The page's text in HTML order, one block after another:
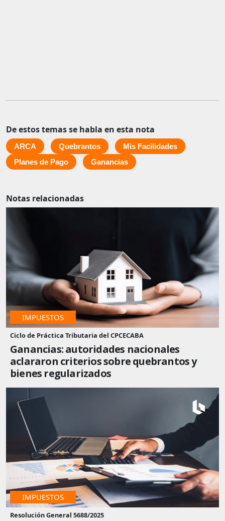
De estos temas se habla en esta nota
ARCA Quebrantos
Mis Facilidades
Planes de Pago
Ganancias
Notas relacionadas
IMPUESTOS
Ciclo de Práctica Tributaria del CPCECABA
Ganancias: autoridades nacionales
aclararon criterios sobre quebrantos y
bienes regularizados
IMPUESTOS
Resolución General 5688/2025